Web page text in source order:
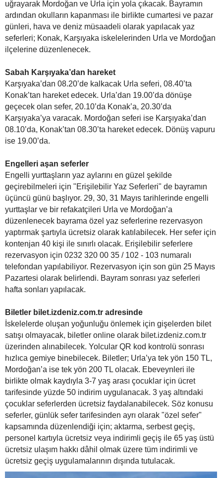
uğrayarak Mordoğan ve Urla için yola çıkacak. Bayramın
ardından okulların kapanması ile birlikte cumartesi ve pazar
günleri, hava ve deniz müsaadeli olarak yapılacak yaz
seferleri; Konak, Karşıyaka iskelelerinden Urla ve Mordoğan
ilçelerine düzenlenecek.
Sabah Karşıyaka’dan hareket
Karşıyaka’dan 08.20’de kalkacak Urla seferi, 08.40’ta
Konak’tan hareket edecek. Urla’dan 19.00’da dönüşe
geçecek olan sefer, 20.10’da Konak’a, 20.30’da
Karşıyaka’ya varacak. Mordoğan seferi ise Karşıyaka’dan
08.10’da, Konak’tan 08.30’ta hareket edecek. Dönüş vapuru
ise 19.00’da.
Engelleri aşan seferler
Engelli yurttaşların yaz aylarını en güzel şekilde
geçirebilmeleri için "Erişilebilir Yaz Seferleri" de bayramın
üçüncü günü başlıyor. 29, 30, 31 Mayıs tarihlerinde engelli
yurttaşlar ve bir refakatçileri Urla ve Mordoğan’a
düzenlenecek bayrama özel yaz seferlerine rezervasyon
yaptırmak şartıyla ücretsiz olarak katılabilecek. Her sefer için
kontenjan 40 kişi ile sınırlı olacak. Erişilebilir seferlere
rezervasyon için 0232 320 00 35 / 102 - 103 numaralı
telefondan yapılabiliyor. Rezervasyon için son gün 25 Mayıs
Pazartesi olarak belirlendi. Bayram sonrası yaz seferleri
hafta sonları yapılacak.
Biletler bilet.izdeniz.com.tr adresinde
İskelelerde oluşan yoğunluğu önlemek için gişelerden bilet
satışı olmayacak, biletler online olarak bilet.izdeniz.com.tr
üzerinden alınabilecek. Yolcular QR kod kontrolü sonrası
hızlıca gemiye binebilecek. Biletler; Urla’ya tek yön 150 TL,
Mordoğan’a ise tek yön 200 TL olacak. Ebeveynleri ile
birlikte olmak kaydıyla 3-7 yaş arası çocuklar için ücret
tarifesinde yüzde 50 indirim uygulanacak. 3 yaş altındaki
çocuklar seferlerden ücretsiz faydalanabilecek. Söz konusu
seferler, günlük sefer tarifesinden ayrı olarak "özel sefer"
kapsamında düzenlendiği için; aktarma, serbest geçiş,
personel kartıyla ücretsiz veya indirimli geçiş ile 65 yaş üstü
ücretsiz ulaşım hakkı dâhil olmak üzere tüm indirimli ve
ücretsiz geçiş uygulamalarının dışında tutulacak.